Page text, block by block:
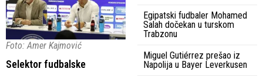
Foto: Amer Kajmović
Selektor fudbalske
Egipatski fudbaler Mohamed
Salah dočekan u turskom
Trabzonu
Miguel Gutiérrez prešao iz
Napolija u Bayer Leverkusen